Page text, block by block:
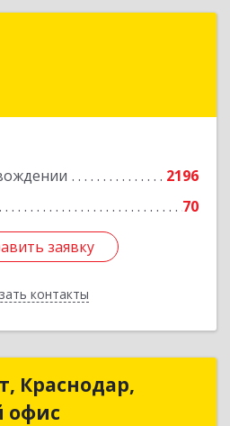
2196
70
заявку
контакты
край, Краснодар г,
заявку
Назад
Краснодар,
офис
Бит, Краснодар,
офис